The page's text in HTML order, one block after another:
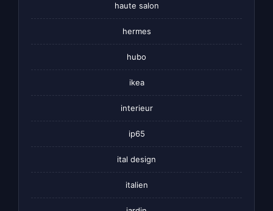
haute salon
hermes
hubo
ikea
interieur
ip65
ital design
italien